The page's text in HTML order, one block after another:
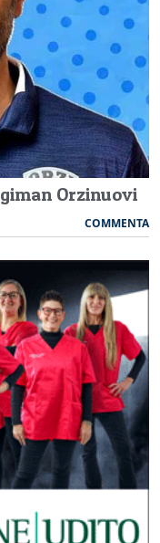
Orzinuovi
COMMENTA